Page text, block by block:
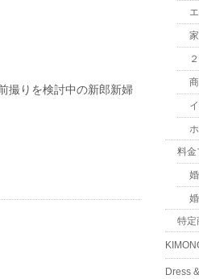
撮りを検討中の新郎新婦
料金
特定
Dress